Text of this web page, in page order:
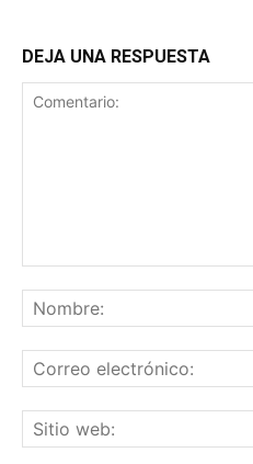
DEJA UNA RESPUESTA